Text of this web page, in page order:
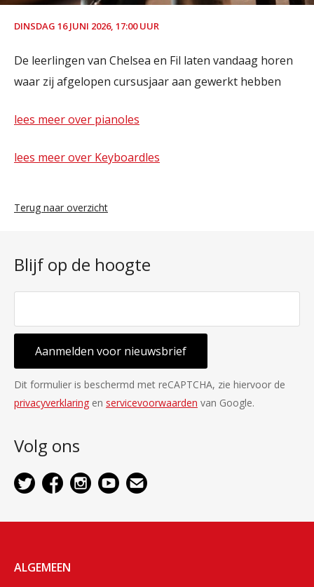
DINSDAG 16 JUNI 2026, 17:00 UUR
De leerlingen van Chelsea en Fil laten vandaag horen
waar zij afgelopen cursusjaar aan gewerkt hebben
lees meer over pianoles
lees meer over Keyboardles
Terug naar overzicht
Blijf op de hoogte
Aanmelden voor nieuwsbrief
Dit formulier is beschermd met reCAPTCHA, zie hiervoor de
privacyverklaring en servicevoorwaarden van Google.
Volg ons
ALGEMEEN